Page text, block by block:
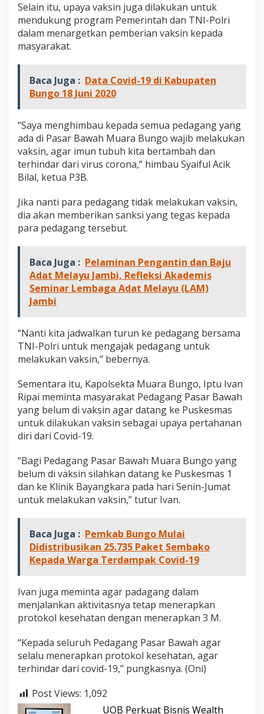
r
u
h
P
g
a
P
a
a
r
w
h
U
u
k
W
a
d
i
V
k
s
i
n
Selain itu, upaya vaksin juga dilakukan untuk
mendukung program Pemerintah dan TNI-Polri
dalam menargetkan pemberian vaksin kepada
masyarakat.
Baca Juga : Data Covid-19 di Kabupaten
Bungo 18 Juni 2020
“Saya menghimbau kepada semua pedagang yang
ada di Pasar Bawah Muara Bungo wajib melakukan
vaksin, agar imun tubuh kita bertambah dan
terhindar dari virus corona,” himbau Syaiful Acik
Bilal, ketua P3B.
Jika nanti para pedagang tidak melakukan vaksin,
dia akan memberikan sanksi yang tegas kepada
para pedagang tersebut.
Baca Juga : Pelaminan Pengantin dan Baju
Adat Melayu Jambi, Refleksi Akademis
Seminar Lembaga Adat Melayu (LAM)
Jambi
“Nanti kita jadwalkan turun ke pedagang bersama
TNI-Polri untuk mengajak pedagang untuk
melakukan vaksin,” bebernya.
Sementara itu, Kapolsekta Muara Bungo, Iptu Ivan
Ripai meminta masyarakat Pedagang Pasar Bawah
yang belum di vaksin agar datang ke Puskesmas
untuk dilakukan vaksin sebagai upaya pertahanan
diri dari Covid-19.
“Bagi Pedagang Pasar Bawah Muara Bungo yang
belum di vaksin silahkan datang ke Puskesmas 1
dan ke Klinik Bayangkara pada hari Senin-Jumat
untuk melakukan vaksin,” tutur Ivan.
Baca Juga : Pemkab Bungo Mulai
Didistribusikan 25.735 Paket Sembako
Kepada Warga Terdampak Covid-19
Ivan juga meminta agar padagang dalam
menjalankan aktivitasnya tetap menerapkan
protokol kesehatan dengan menerapkan 3 M.
“Kepada seluruh Pedagang Pasar Bawah agar
selalu menerapkan protokol kesehatan, agar
terhindar dari covid-19,” pungkasnya. (Oni)
Post Views: 1,092
UOB Perkuat Bisnis Wealth